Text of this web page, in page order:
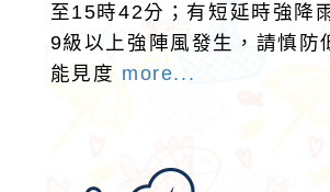
至15時42分；有短延時強降
9級以上強陣風發生，請慎防
能見度 more...